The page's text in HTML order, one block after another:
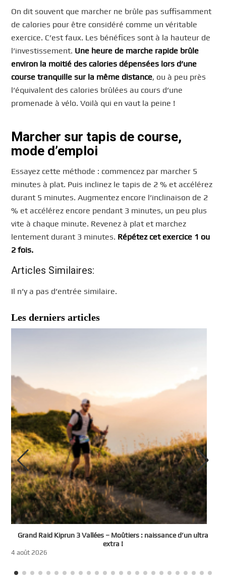
On dit souvent que marcher ne brûle pas suffisamment
de calories pour être considéré comme un véritable
exercice. C’est faux. Les bénéfices sont à la hauteur de
l’investissement. Une heure de marche rapide brûle
environ la moitié des calories dépensées lors d’une
course tranquille sur la même distance, ou à peu près
l’équivalent des calories brûlées au cours d’une
promenade à vélo. Voilà qui en vaut la peine !
Marcher sur tapis de course,
mode d’emploi
Essayez cette méthode : commencez par marcher 5
minutes à plat. Puis inclinez le tapis de 2 % et accélérez
durant 5 minutes. Augmentez encore l’inclinaison de 2
% et accélérez encore pendant 3 minutes, un peu plus
vite à chaque minute. Revenez à plat et marchez
lentement durant 3 minutes. Répétez cet exercice 1 ou
2 fois.
Articles Similaires:
Il n’y a pas d’entrée similaire.
Les derniers articles
Grand Raid Kiprun 3 Vallées – Moûtiers : naissance d’un ultra
extra !
4 août 2026